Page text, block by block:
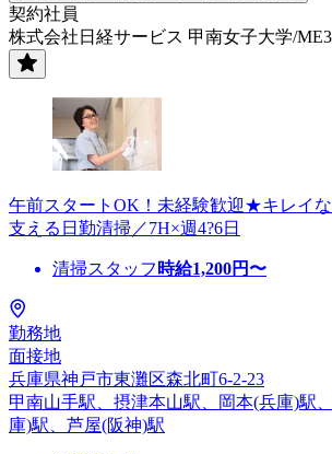
契約社員
株式会社日経サービス 甲南女子大学/
午前スタートOK！未経験歓迎★キレイ
支える日勤清掃／7H×週4?6日
清掃スタッフ 時給1,200円〜
勤務地
面接地
兵庫県神戸市東灘区森北町6-2-23
甲南山手駅、摂津本山駅、岡本(兵庫)駅
庫)駅、芦屋(阪神)駅